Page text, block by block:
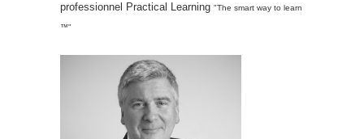
professionnel Practical Learning "The smart way to learn
™"